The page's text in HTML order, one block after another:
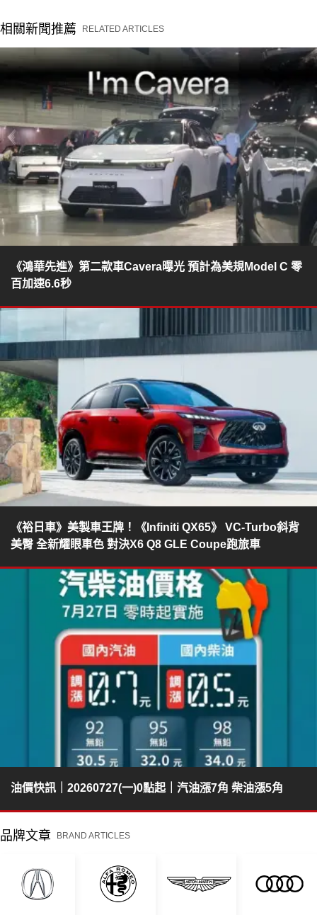
相關新聞推薦 RELATED ARTICLES
《鴻華先進》第二款車Cavera曝光 預計為美規Model C 零
百加速6.6秒
《裕日車》美製車王牌！《Infiniti QX65》 VC-Turbo斜背
美臀 全新耀眼車色 對決X6 Q8 GLE Coupe跑旅車
油價快訊｜20260727(一)0點起｜汽油漲7角 柴油漲5角
品牌文章 BRAND ARTICLES